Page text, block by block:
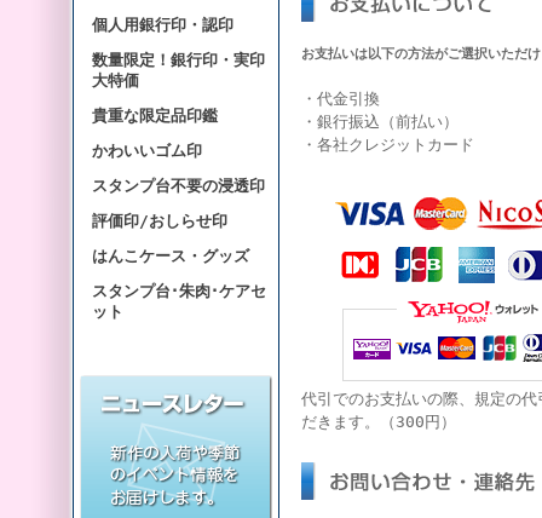
個人用銀行印・認印
数量限定！銀行印・実印
大特価
貴重な限定品印鑑
かわいいゴム印
スタンプ台不要の浸透印
評価印/おしらせ印
はんこケース・グッズ
スタンプ台･朱肉･ケアセ
ット
お支払いは以下の方法がご選択いただ
・代金引換
・銀行振込（前払い）
・各社クレジットカード
代引でのお支払いの際、規定の
だきます。（300円）